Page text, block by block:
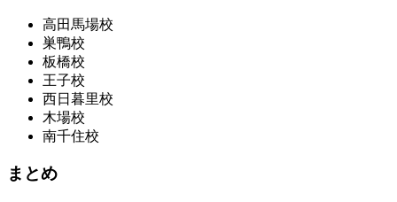
高田馬場校
巣鴨校
板橋校
王子校
西日暮里校
木場校
南千住校
まとめ